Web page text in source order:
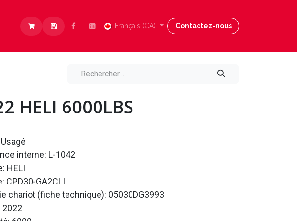
Carrières Nous joindre Blog Aide
Français (CA) Contactez-nous
HELI 6000LBS
interne: L-1042
HELI
CPD30-GA2CLI
chariot (fiche technique): 05030DG3993
2022